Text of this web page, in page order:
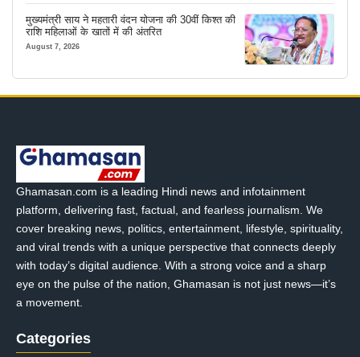
मुख्यमंत्री साय ने महतारी वंदन योजना की 30वीं किश्त की
राशि महिलाओं के खातों में की अंतरित
August 7, 2026
Ghamasan.com is a leading Hindi news and infotainment
platform, delivering fast, factual, and fearless journalism. We
cover breaking news, politics, entertainment, lifestyle, spirituality,
and viral trends with a unique perspective that connects deeply
with today’s digital audience. With a strong voice and a sharp
eye on the pulse of the nation, Ghamasan is not just news—it’s
a movement.
Categories